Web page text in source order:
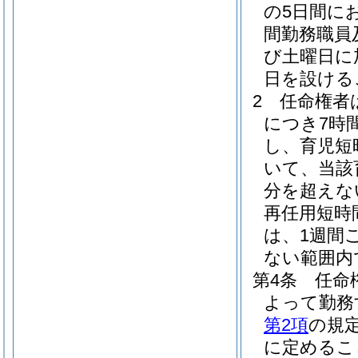
の5日間に
間勤務職
び土曜日
日を設け
2
任命権者
につき7時
し、育児
いて、当
分を超え
再任用短時
は、1週間
ない範囲
第4条
任命
よって勤
第2項の規
に定める